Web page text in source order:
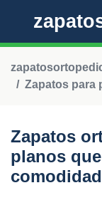
Zapatos para
Zapatos
planos